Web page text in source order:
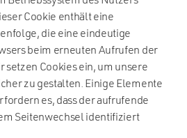
Cookie enthält eine
die eine eindeutige
beim erneuten Aufrufen der
setzen Cookies ein, um unsere
zu gestalten. Einige Elemente
es, dass der aufrufende
Seitenwechsel identifiziert